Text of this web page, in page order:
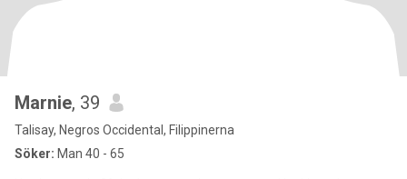
Marnie, 39
Talisay, Negros Occidental, Filippinerna
Söker: Man 40 - 65